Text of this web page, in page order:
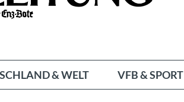
& WELT VFB & SPORT